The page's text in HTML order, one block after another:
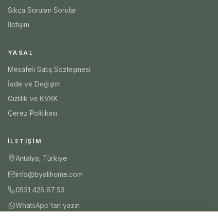
Sıkça Sorulan Sorular
İletişim
YASAL
Mesafeli Satış Sözleşmesi
İade ve Değişim
Gizlilik ve KVKK
Çerez Politikası
İLETIŞIM
Antalya, Türkiye
info@byalihome.com
0531 425 67 53
WhatsApp'tan yazın